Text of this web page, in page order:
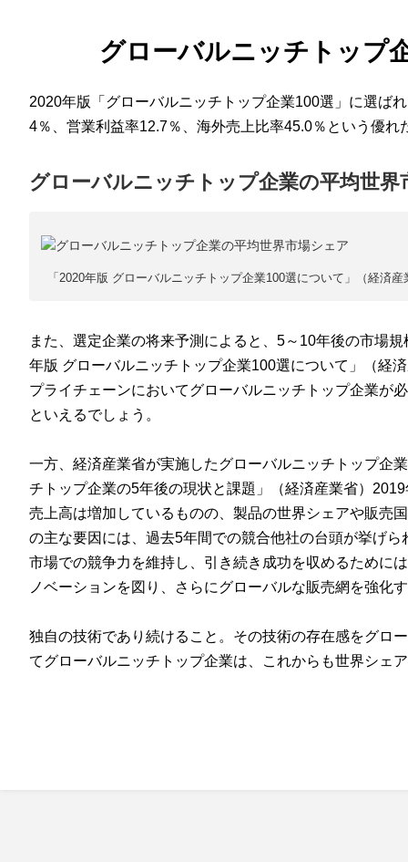
グローバルニッチトップ
2020年版「グローバルニッチトップ企業100選」に選ば
4％、営業利益率12.7％、海外売上比率45.0％という優れ
グローバルニッチトップ企業の平均世界
「2020年版 グローバルニッチトップ企業100選について」（経済
また、選定企業の将来予測によると、5～10年後の市場
年版 グローバルニッチトップ企業100選について」（経
プライチェーンにおいてグローバルニッチトップ企業が
といえるでしょう。
一方、経済産業省が実施したグローバルニッチトップ企
チトップ企業の5年後の現状と課題」（経済産業省）
売上高は増加しているものの、製品の世界シェアや販売
の主な要因には、過去5年間での競合他社の台頭が挙げ
市場での競争力を維持し、引き続き成功を収めるために
ノベーションを図り、さらにグローバルな販売網を強化
独自の技術であり続けること。その技術の存在感をグロ
てグローバルニッチトップ企業は、これからも世界シェ